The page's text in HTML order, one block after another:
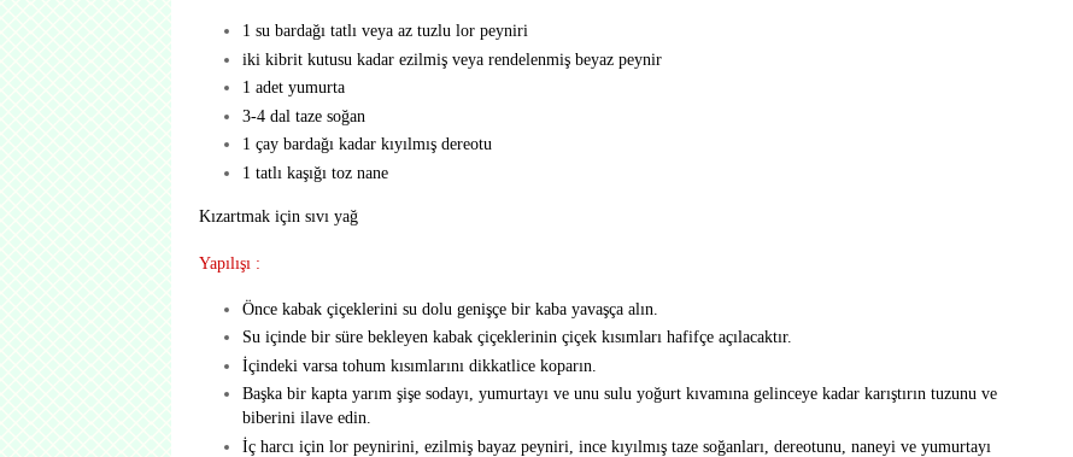
1 su bardağı tatlı veya az tuzlu lor peyniri
iki kibrit kutusu kadar ezilmiş veya rendelenmiş beyaz peynir
1 adet yumurta
3-4 dal taze soğan
1 çay bardağı kadar kıyılmış dereotu
1 tatlı kaşığı toz nane
Kızartmak için sıvı yağ
Yapılışı :
Önce kabak çiçeklerini su dolu genişçe bir kaba yavaşça alın.
Su içinde bir süre bekleyen kabak çiçeklerinin çiçek kısımları hafifçe açılacaktır.
İçindeki varsa tohum kısımlarını dikkatlice koparın.
Başka bir kapta yarım şişe sodayı, yumurtayı ve unu sulu yoğurt kıvamına gelinceye kadar karıştırın tuzunu ve
biberini ilave edin.
İç harcı için lor peynirini, ezilmiş bayaz peyniri, ince kıyılmış taze soğanları, dereotunu, naneyi ve yumurtayı